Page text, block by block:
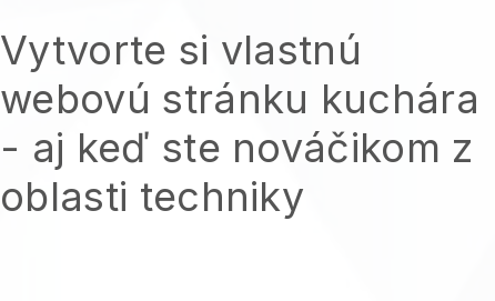
Vytvorte si vlastnú
webovú stránku kuchára
- aj keď ste nováčikom z
oblasti techniky